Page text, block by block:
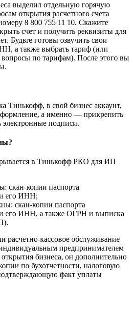
выделил отдельную горячую
открытия расчетного счета
8 800 755 11 10. Скажите
счет и получить реквизиты для
Будьте готовы озвучить свои
а также выбрать тариф (или
вопросы по тарифам). После этого вы
Тинькофф, в свой бизнес аккаунт,
а именно — прикрепить
электронные подписи.
в Тинькофф РКО для ИП
копии паспорта
его ИНН;
копии паспорта
его ИНН, а также ОГРН и выписка
расчетно-кассовое обслуживание
предпринимателем
бизнеса, он дополнительно
по бухотчетности, налоговую
факт уплаты